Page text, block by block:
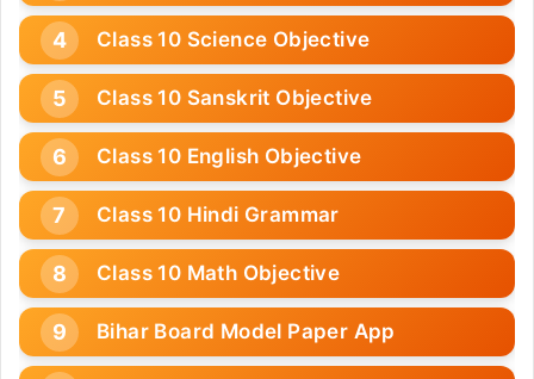
Class 10 Science Objective
Class 10 Sanskrit Objective
Class 10 English Objective
Class 10 Hindi Grammar
Class 10 Math Objective
Bihar Board Model Paper App